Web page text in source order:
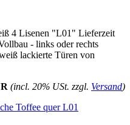
4 Lisenen "L01" Lieferzeit
- links oder rechts
lackierte Türen von
(incl. 20% USt. zzgl. Versand)
Toffee quer L01